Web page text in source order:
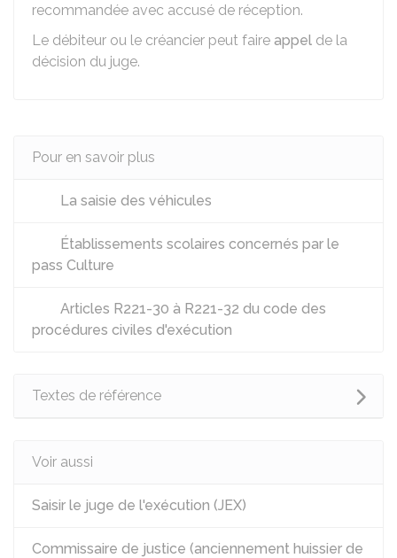
recommandée avec accusé de réception.
Le débiteur ou le créancier peut faire appel de la
décision du juge.
Pour en savoir plus
La saisie des véhicules
Établissements scolaires concernés par le
pass Culture
Articles R221-30 à R221-32 du code des
procédures civiles d'exécution
Textes de référence
Voir aussi
Saisir le juge de l'exécution (JEX)
Commissaire de justice (anciennement huissier de